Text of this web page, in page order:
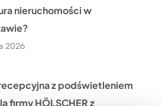
nieruchomości w
2026
z podświetleniem
firmy HÖLSCHER z